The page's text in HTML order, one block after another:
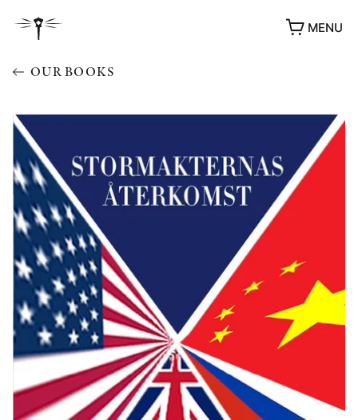
MENU
OTHER FORMATS
OUR BOOKS